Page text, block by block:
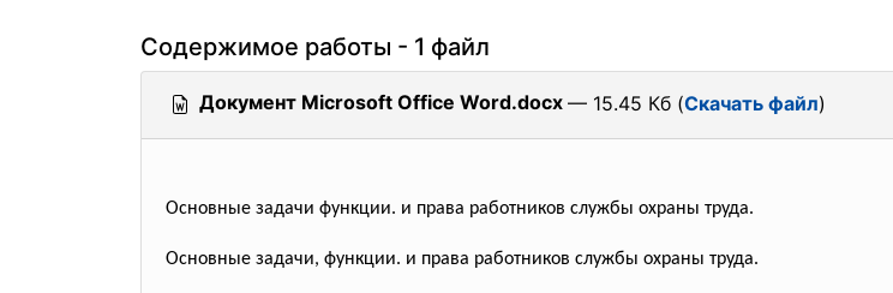
Содержимое работы - 1 файл
Документ Microsoft Office Word.docx — 15.45 Кб (Скачать файл)
Основные задачи функции. и права работников службы охраны труда.
Основные задачи, функции. и права работников службы охраны труда.